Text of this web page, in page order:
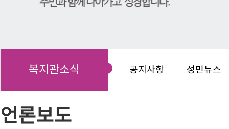
복지관소식 공지사항 성민뉴스
언론보도